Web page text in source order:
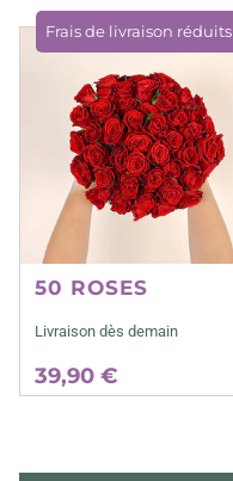
Frais de livraison réduits
50 ROSES
Livraison dès demain
39,90 €